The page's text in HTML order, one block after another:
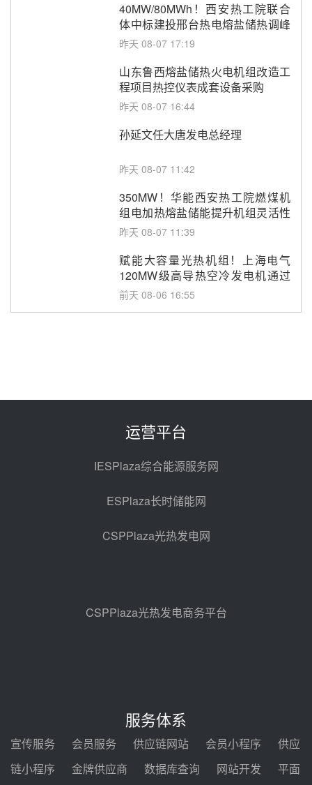
40MW/80MWh！西安热工院联合
体中标建投邢台热电熔盐储热调峰
调频改造EPC项目
昨天 08-07 17:19
山东鲁西熔盐储热火电机组改造工
程项目热控仪表成套设备采购
昨天 08-07 16:44
孙延文任大唐发电总经理
昨天 08-07 11:42
350MW！华能西安热工院燃煤机
组电加热熔盐储能提升机组灵活性
改造项目初步设计第三方评审服务
昨天 08-07 11:39
赋能大容量光热机组！上海电气
120MW级高导热空冷发电机通过
型式试验
前天 08-06 16:55
100MW光工程性能试验采购
光热示范电站二列蒸汽发生器设备
亚核阀业中标天山北麓100MW光
热发电工程EPC总承包项目熔盐截
止阀、熔盐三偏心蝶阀采购
08-05 17:15
包项目熔盐介质超声波流量计采购
08-05 17:09
电机组灵活性改造项目三元液态盐
采购合同
迪尔化工预中标华能西安热工院
2026-2029年熔盐介质框架协议
运营平台
IESPlaza综合能源服务网
ESPlaza长时储能网
CSPPlaza光热发电网
CSPPlaza光热发电商务平台
服务体系
宣传服务 会员服务 供应链网站 会员小程序
供应
链小程序
金牌供应商 数据库查询 网站开发 平面